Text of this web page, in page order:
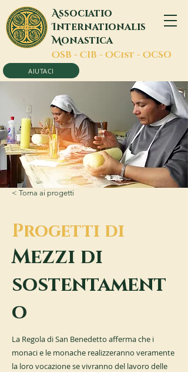
Associatio
Internationalis
Monastica
OSB - CIB - OCist - OCSO
AIUTACI
< Torna ai progetti
Progetti di
Mezzi di
sostentament
o
La Regola di San Benedetto afferma che i
monaci e le monache realizzeranno veramente
la loro vocazione se vivranno del lavoro delle